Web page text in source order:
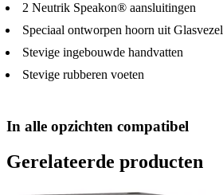
2 Neutrik Speakon® aansluitingen
Speciaal ontworpen hoorn uit Glasvezel
Stevige ingebouwde handvatten
Stevige rubberen voeten
In alle opzichten compatibel
Gerelateerde producten